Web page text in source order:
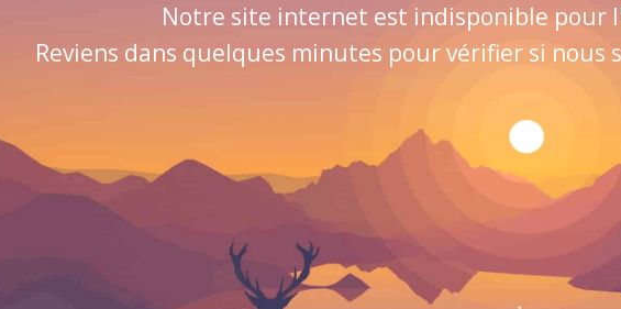
Notre site internet est indisponible pour
Reviens dans quelques minutes pour vérifier si nous